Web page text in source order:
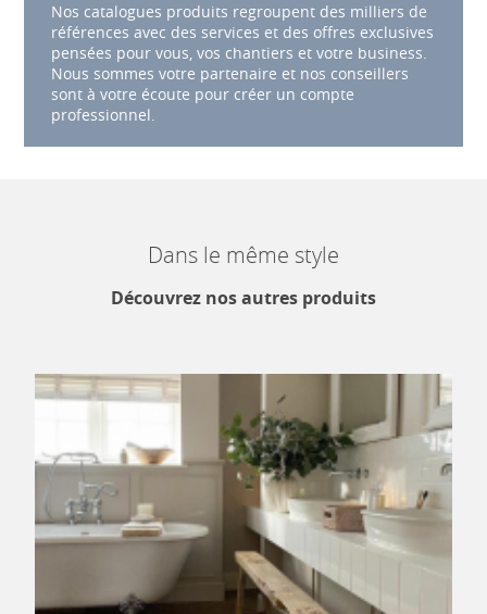
Nos catalogues produits regroupent des milliers de
références avec des services et des offres exclusives
pensées pour vous, vos chantiers et votre business.
Nous sommes votre partenaire et nos conseillers
sont à votre écoute pour créer un compte
professionnel.
Dans le même style
Découvrez nos autres produits